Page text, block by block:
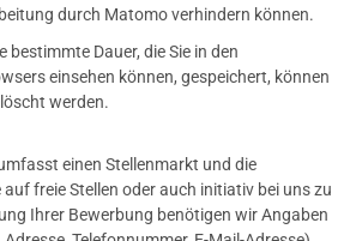
durch Matomo verhindern können.
bestimmte Dauer, die Sie in den
einsehen können, gespeichert, können
werden.
einen Stellenmarkt und die
freie Stellen oder auch initiativ bei uns zu
Ihrer Bewerbung benötigen wir Angaben